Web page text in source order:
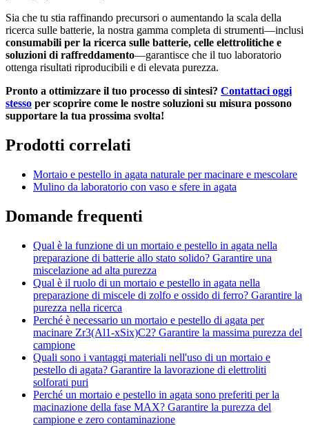
Sia che tu stia raffinando precursori o aumentando la scala della
ricerca sulle batterie, la nostra gamma completa di strumenti—inclusi
consumabili per la ricerca sulle batterie, celle elettrolitiche e
soluzioni di raffreddamento—garantisce che il tuo laboratorio
ottenga risultati riproducibili e di elevata purezza.
Pronto a ottimizzare il tuo processo di sintesi? Contattaci oggi
stesso per scoprire come le nostre soluzioni su misura possono
supportare la tua prossima svolta!
Prodotti correlati
Mortaio e pestello in agata naturale per macinare e mescolare
Mulino da laboratorio con vaso e sfere in agata
Domande frequenti
Qual è la funzione di un mortaio e pestello in agata nella
preparazione di batterie allo stato solido? Garantire una
miscelazione ad alta purezza
Qual è il ruolo di un mortaio e pestello in agata nella
preparazione di miscele di zolfo e ossido di ferro? Garantire la
purezza nella ricerca
Perché è necessario un mortaio e pestello di agata per
macinare Zr3(Al1-xSix)C2? Garantire la massima purezza del
campione
Quali sono i vantaggi materiali nell'uso di un mortaio e
pestello di agata? Garantire la lavorazione di elettroliti
solforati puri
Perché un mortaio e pestello in agata sono preferiti per la
macinazione della fase MAX? Garantire la purezza del
campione e zero contaminazione